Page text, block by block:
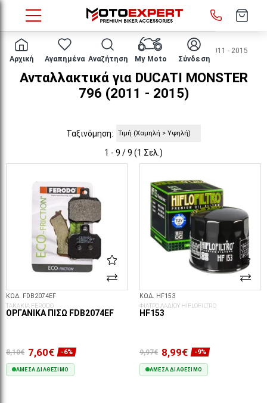
Αρχική Αγαπημένα Αναζήτηση My Moto Σύνδεση
HOME Μάρκα/μοντέλο DUCATI MONSTER 796 2011 - 2015
Ανταλλακτικά για DUCATI MONSTER
796 (2011 - 2015)
Ταξινόμηση:
1 - 9 / 9 (1 Σελ.)
ΚΩΔ. FDB2074EF
ΤΑΚΑΚΙΑ FERODO
ΟΡΓΑΝΙΚΆ ΠΊΣΩ FDB2074EF
8,10€ 7,60€ -6%
ΆΜΕΣΑ ΔΙΑΘΈΣΙΜΟ
ΚΩΔ. HF153
ΦΙΛΤΡΟ ΛΑΔΙΟΥ HIFLOFILTRO
HF153
9,97€ 8,99€ -9%
ΆΜΕΣΑ ΔΙΑΘΈΣΙΜΟ